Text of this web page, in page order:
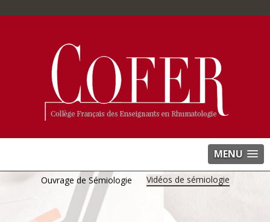
MENU
Ouvrage de Sémiologie Vidéos de sémiologie